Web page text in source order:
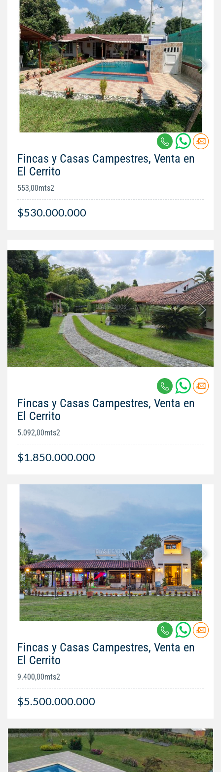
Fincas y Casas Campestres, Venta en
El Cerrito
553,00mts2
$530.000.000
Fincas y Casas Campestres, Venta en
El Cerrito
5.092,00mts2
$1.850.000.000
Fincas y Casas Campestres, Venta en
El Cerrito
9.400,00mts2
$5.500.000.000